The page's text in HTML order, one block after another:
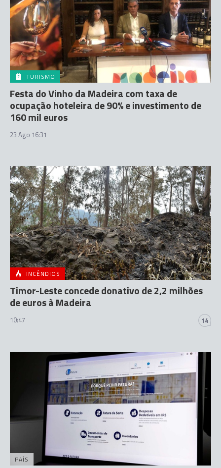
TURISMO
Festa do Vinho da Madeira com taxa de
ocupação hoteleira de 90% e investimento de
160 mil euros
23 Ago 16:31
INCÊNDIOS
Timor-Leste concede donativo de 2,2 milhões
de euros à Madeira
10:47 14
PAÍS